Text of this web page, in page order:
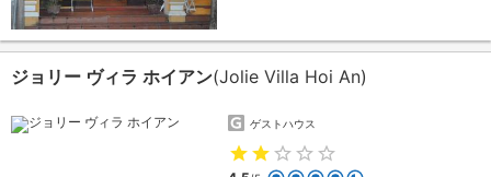
ジョリー ヴィラ ホイアン(Jolie Villa Hoi An)
ゲストハウス